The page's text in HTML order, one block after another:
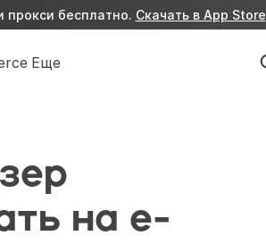
прокси бесплатно. Скачать в App Store
Еще
на e-